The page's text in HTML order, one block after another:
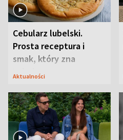
Cebularz lubelski.
Prosta receptura i
smak, który zna
Lubelszczyzna
Aktualności